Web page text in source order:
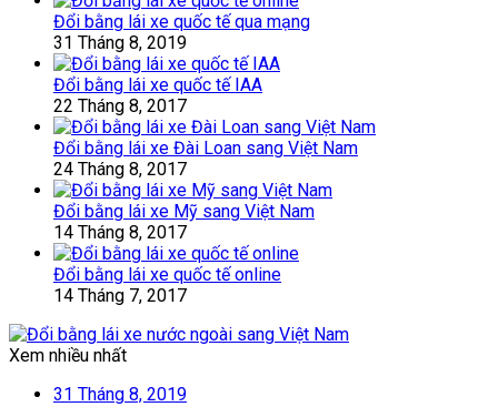
Đổi bằng lái xe quốc tế qua mạng
31 Tháng 8, 2019
Đổi bằng lái xe quốc tế IAA
22 Tháng 8, 2017
Đổi bằng lái xe Đài Loan sang Việt Nam
24 Tháng 8, 2017
Đổi bằng lái xe Mỹ sang Việt Nam
14 Tháng 8, 2017
Đổi bằng lái xe quốc tế online
14 Tháng 7, 2017
Xem nhiều nhất
31 Tháng 8, 2019